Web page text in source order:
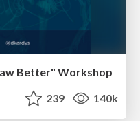
Better" Workshop
239 140k